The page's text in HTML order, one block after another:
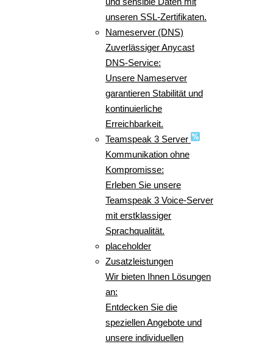
unseren SSL-Zertifikaten.
Nameserver (DNS)
Zuverlässiger Anycast
DNS-Service:
Unsere Nameserver
garantieren Stabilität und
kontinuierliche
Erreichbarkeit.
Teamspeak 3 Server
Kommunikation ohne
Kompromisse:
Erleben Sie unsere
Teamspeak 3 Voice-Server
mit erstklassiger
Sprachqualität.
placeholder
Zusatzleistungen
Wir bieten Ihnen Lösungen
an:
Entdecken Sie die
speziellen Angebote und
unsere individuellen